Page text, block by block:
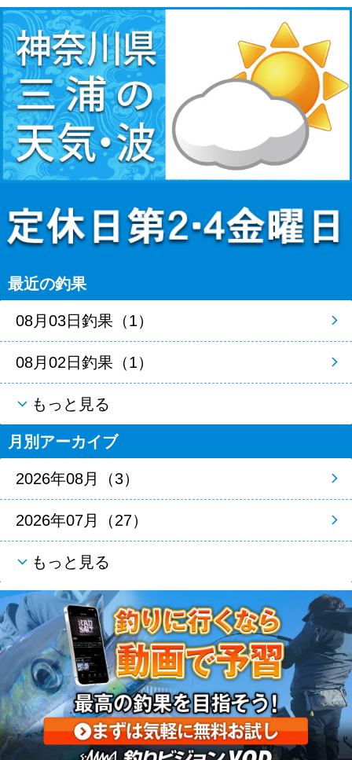
最近の釣果
08月03日釣果（1）
08月02日釣果（1）
もっと見る
月別アーカイブ
2026年08月（3）
2026年07月（27）
もっと見る